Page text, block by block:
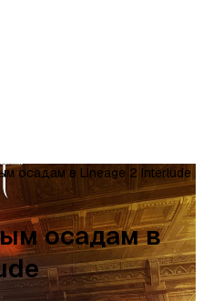
осадам в Lineage 2 Interlude
осадам в